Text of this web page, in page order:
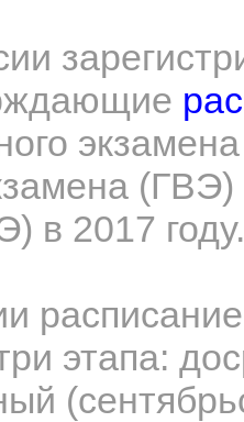
(ГВЭ)
в 2017
этапа: